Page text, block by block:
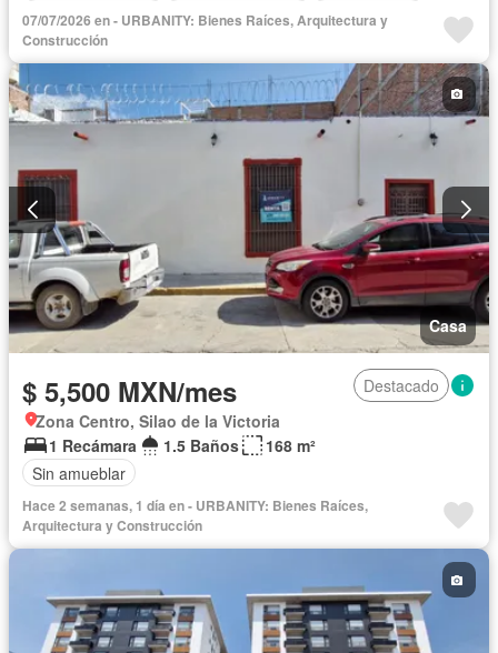
Vista panorámica
Permite mascotas Sin amueblar
07/07/2026 en - URBANITY: Bienes Raíces, Arquitectura y
Construcción
Casa
$ 5,500 MXN/mes
Destacado
Zona Centro, Silao de la Victoria
1 Recámara
1.5 Baños
168 m²
Sin amueblar
Hace 2 semanas, 1 día en - URBANITY: Bienes Raíces,
Arquitectura y Construcción